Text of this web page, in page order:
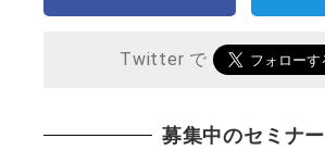
Twitter で
募集中のセミナー